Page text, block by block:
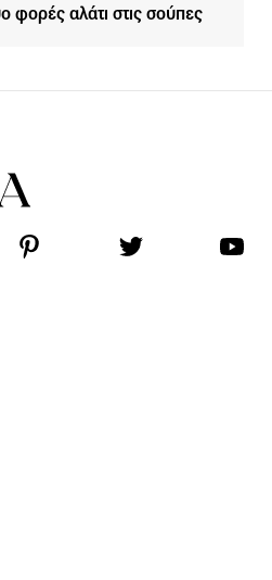
φορές αλάτι στις σούπες